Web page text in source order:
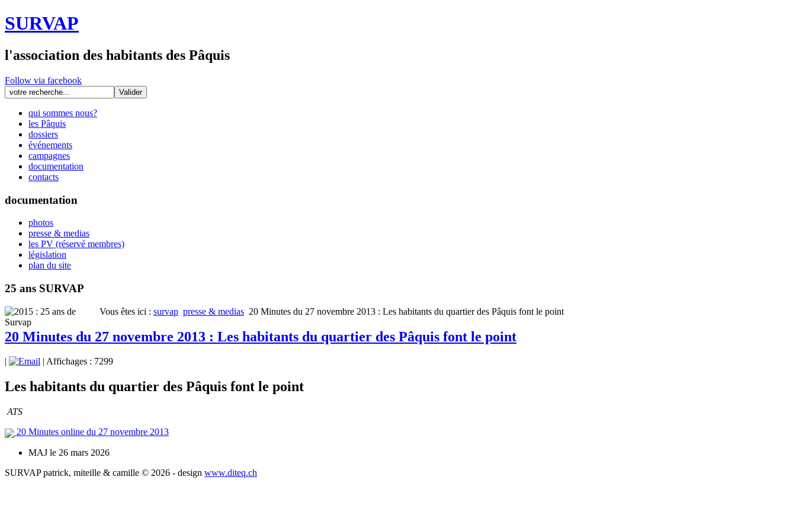
SURVAP
l'association des habitants des Pâquis
Follow via facebook
qui sommes nous?
les Pâquis
dossiers
événements
campagnes
documentation
contacts
documentation
photos
presse & medias
les PV (réservé membres)
législation
plan du site
25 ans SURVAP
Vous êtes ici : survap presse & medias 20 Minutes du 27 novembre 2013 : Les habitants du quartier des Pâquis font le point
20 Minutes du 27 novembre 2013 : Les habitants du quartier des Pâquis font le point
| Affichages : 7299
Les habitants du quartier des Pâquis font le point
ATS
20 Minutes online du 27 novembre 2013
MAJ le 26 mars 2026
SURVAP patrick, miteille & camille © 2026 - design www.diteq.ch